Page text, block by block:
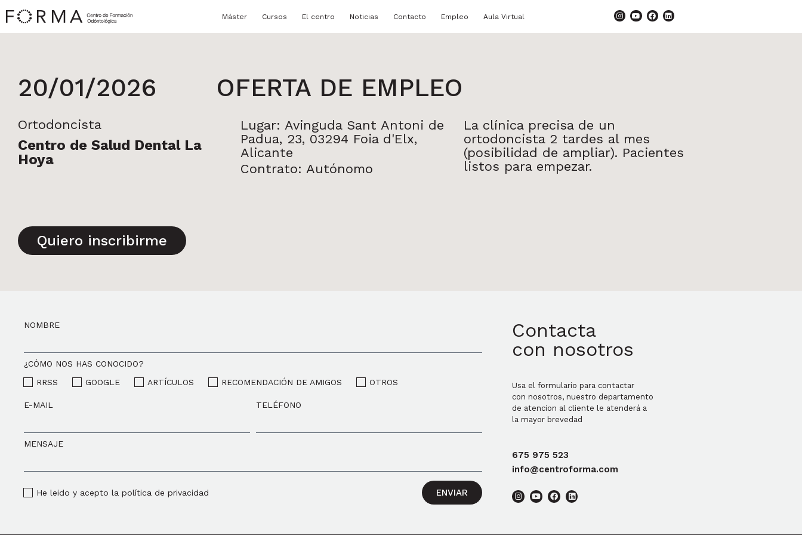
Máster Cursos El centro Noticias Contacto Empleo Aula Virtual
20/01/2026 OFERTA DE EMPLEO
Ortodoncista
Centro de Salud Dental La
Hoya
Quiero inscribirme
Lugar: Avinguda Sant Antoni de
Padua, 23, 03294 Foia d'Elx,
Alicante
Contrato: Autónomo
La clínica precisa de un
ortodoncista 2 tardes al mes
(posibilidad de ampliar). Pacientes
listos para empezar.
NOMBRE
¿CÓMO NOS HAS CONOCIDO?
RRSS
GOOGLE ARTÍCULOS RECOMENDACIÓN DE AMIGOS OTROS
E-MAIL TELÉFONO
MENSAJE
He leido y acepto la política de privacidad ENVIAR
Contacta
con nosotros
Usa el formulario para contactar
con nosotros, nuestro departamento
de atencion al cliente le atenderá a
la mayor brevedad
675 975 523
info@centroforma.com